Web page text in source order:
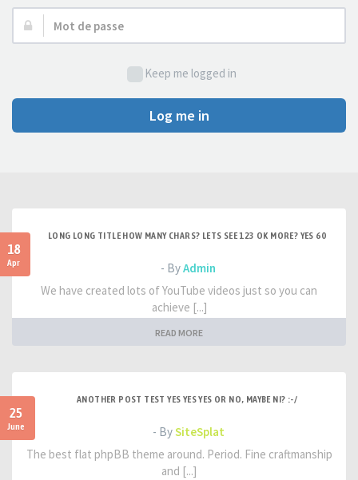
Mot
de
Keep me logged in
Log me in
18
Apr
LONG LONG TITLE HOW MANY CHARS? LETS SEE 123 OK MORE? YES 60
- ByAdmin
We have created lots of YouTube videos just so you can
achieve [...]
READ MORE
25
June
ANOTHER POST TEST YES YES YES OR NO, MAYBE NI? :-/
- BySiteSplat
The best flat phpBB theme around. Period. Fine craftmanship
and [...]